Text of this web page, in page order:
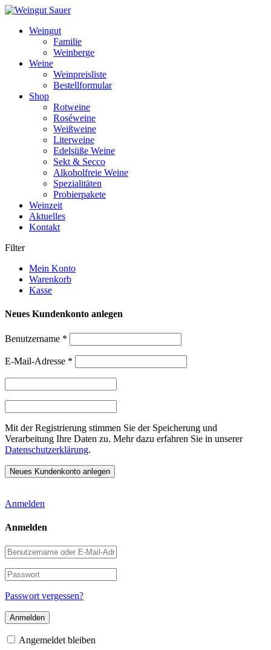
Weiter
Inhalt
Weingut
Familie
Weinberge
Weine
Weinpreisliste
Bestellformular
Shop
Rotweine
Roséweine
Weißweine
Literweine
Edelsüße Weine
Sekt & Secco
Alkoholfreie Weine
Spezialitäten
Probierpakete
Weinzeit
Aktuelles
Kontakt
Filter
Mein Konto
Warenkorb
Kasse
Neues Kundenkonto anlegen
Benutzername *
E-Mail-Adresse *
Mit der Registrierung stimmen Sie der Speicherung und
Verarbeitung Ihre Daten zu. Mehr dazu erfahren Sie in unserer
Datenschutzerklärung.
Anmelden
Anmelden
Benutzername
oder
E-
Mail-
Adresse
Passwort
Passwort vergessen?
Angemeldet bleiben